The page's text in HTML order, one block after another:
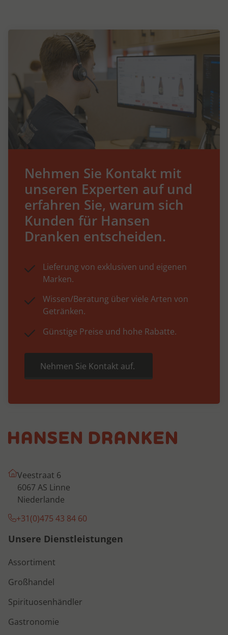
Nehmen Sie Kontakt mit
unseren Experten auf und
erfahren Sie, warum sich
Kunden für Hansen
Dranken entscheiden.
Lieferung von exklusiven und eigenen
Marken.
Wissen/Beratung über viele Arten von
Getränken.
Günstige Preise und hohe Rabatte.
Nehmen Sie Kontakt auf.
Veestraat 6
6067 AS Linne
Niederlande
+31(0)475 43 84 60
Unsere Dienstleistungen
Assortiment
Großhandel
Spirituosenhändler
Gastronomie